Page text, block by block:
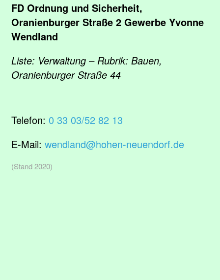
FD Ordnung und Sicherheit,
Oranienburger Straße 2 Gewerbe Yvonne
Wendland
Liste: Verwaltung – Rubrik: Bauen,
Oranienburger Straße 44
Telefon: 0 33 03/52 82 13
E-Mail: wendland@hohen-neuendorf.de
(Stand 2020)